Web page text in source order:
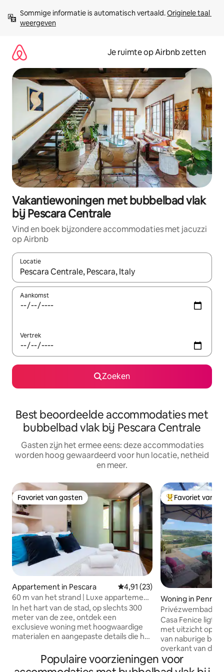
direct
naar
Sommige informatie is automatisch vertaald. Originele taal
weergeven
Je ruimte op Airbnb zetten
Vakantiewoningen met bubbelbad vlak
bij Pescara Centrale
Vind en boek bijzondere accommodaties met jacuzzi
op Airbnb
Locatie
Wanneer er suggesties beschikbaar zijn, maak je een keuze
Aankomst
Vertrek
Zoeken
Best beoordeelde accommodaties met
bubbelbad vlak bij Pescara Centrale
Gasten zijn het ermee eens: deze accommodaties
worden hoog gewaardeerd voor hun locatie, netheid
en meer.
Favoriet van gasten
Favoriet van gasten
Appartement in Pescara Gemiddelde beoordeling van
4,91 (23)
60 m van het strand | Luxe appartement
| Jacuzzi
In het hart van de stad, op slechts 300
meter van de zee, ontdek een
exclusieve woning met hoogwaardige
materialen en aangepaste details die het
balkons en een elegante omgeving die is
ontworpen om je maximaal comfort en
Topfavoriet van
Favoriet van
Woning in Penne
Privézwembad,
thuisbioscoop! (3
Casa Fenice ligt
met uitzicht op
van naburige
overkant van de
Rivier zie je de
Lorenzo wijnen,
Populaire voorzieningen voor